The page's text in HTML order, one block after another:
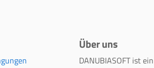
Über uns
DANUBIASOFT ist ein